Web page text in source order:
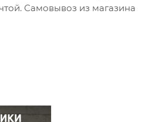
Самовывоз из магазина